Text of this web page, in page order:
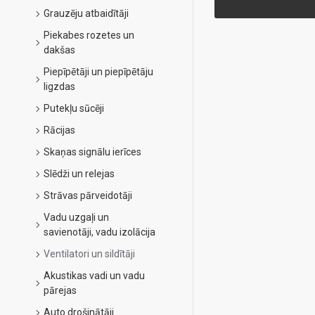
Grauzēju atbaidītāji
Piekabes rozetes un
dakšas
Piepīpētāji un piepīpētāju
ligzdas
Putekļu sūcēji
Rācijas
Skaņas signālu ierīces
Slēdži un relejas
Strāvas pārveidotāji
Vadu uzgaļi un
savienotāji, vadu izolācija
Ventilatori un sildītāji
Akustikas vadi un vadu
pārejas
Auto drošinātāji